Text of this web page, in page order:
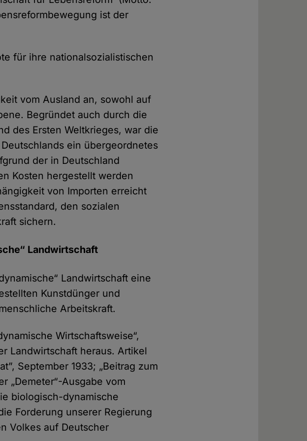
ist der
für ihre nationalsozialistischen
vom Ausland an, sowohl auf
Begründet auch durch die
des Ersten Weltkrieges, war die
ein übergeordnetes
der in Deutschland
Kosten hergestellt werden
von Importen erreicht
den sozialen
sichern.
Landwirtschaft
Landwirtschaft eine
Kunstdünger und
Arbeitskraft.
Wirtschaftsweise“,
Landwirtschaft heraus. Artikel
September 1933; „Beitrag zum
„Demeter“-Ausgabe vom
biologisch-dynamische
Forderung unserer Regierung
Volkes auf Deutscher